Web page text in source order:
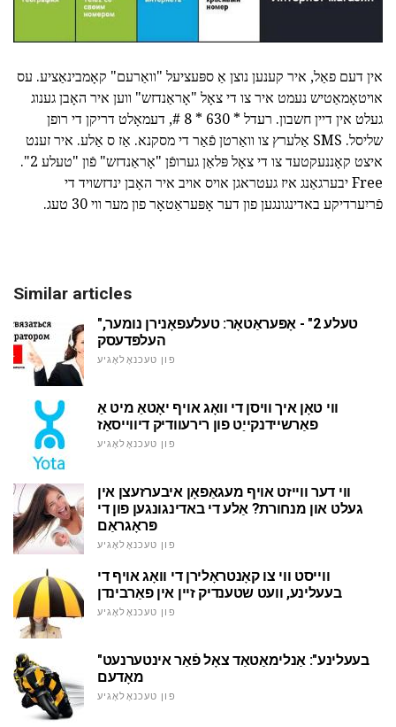
אין דעם פאַל, איר קענען נוצן אַ ספּעציעל "וואַרעם" קאָמבינאַציע. עס
אויטאָמאַטיש נעמט איר צו די צאָל "אָראַנדזש" ווען איר האָבן גענוג
געלט אין דיין חשבון. רעדל * 630 * 8 #, דעמאָלט דריקן די רופן
שליסל. SMS אַלערץ צו וואַרטן פֿאַר די מסקנא. אַז ס אַלע. איר זענט
איצט קאָננעקטעד צו די צאָל פּלאַן גערופֿן "אָראַנדזש" פֿון "טעלע 2".
Free יבערגאַנג איז געטראגן אויס אויב איר האָבן ינדזשויד די
פֿריִערדיקע באדינגונגען פון דער אָפּעראַטאָר פון מער ווי 30 טעג.
Similar articles
"טעלע 2" - אָפּעראַטאָר: טעלעפאָנירן נומער,
העלפּדעסק
פון טעכנאָלאָגיע
ווי טאָן איך וויסן די וואָג אויף יאָטאַ מיט אַ
פאַרשיידנקייַט פון רירעוודיק דיווייסאַז
פון טעכנאָלאָגיע
ווי דער ווייזט אויף מעגאַפאָן איבערזעצן אין
געלט און מנחורת? אַלע די באדינגונגען פון די
פּראָגראַם
פון טעכנאָלאָגיע
ווייסט ווי צו קאָנטראָלירן די וואָג אויף די
בעעלינע, וועט שטענדיק זיין אין פאַרבינדן
פון טעכנאָלאָגיע
"בעעלינע": אַנלימאַטאַד צאָל פֿאַר אינטערנעט
מאָדעם
פון טעכנאָלאָגיע